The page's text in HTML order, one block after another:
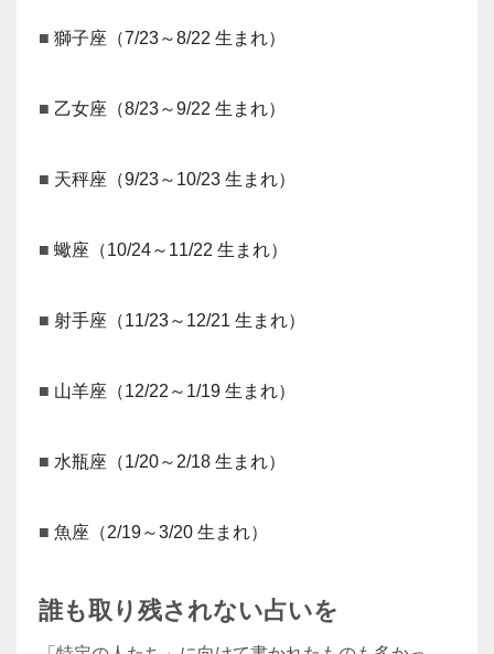
■ 獅子座（7/23～8/22 生まれ）
■ 乙女座（8/23～9/22 生まれ）
■ 天秤座（9/23～10/23 生まれ）
■ 蠍座（10/24～11/22 生まれ）
■ 射手座（11/23～12/21 生まれ）
■ 山羊座（12/22～1/19 生まれ）
■ 水瓶座（1/20～2/18 生まれ）
■ 魚座（2/19～3/20 生まれ）
誰も取り残されない占いを